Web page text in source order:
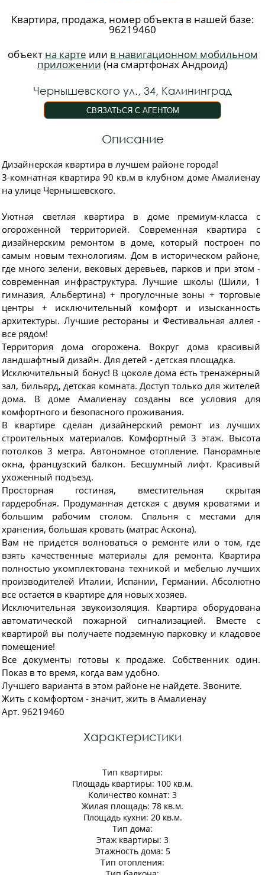
Квартира, продажа, номер объекта в нашей базе:
96219460
объект на карте или в навигационном мобильном
приложении (на смартфонах Андроид)
Чернышевского ул., 34, Калининград
Описание
Дизайнерская квартира в лучшем районе города!
3-комнатная квартира 90 кв.м в клубном доме Амалиенау
на улице Чернышевского.
Уютная светлая квартира в доме премиум-класса с
огороженной территорией. Современная квартира с
дизайнерским ремонтом в доме, который построен по
самым новым технологиям. Дом в историческом районе,
где много зелени, вековых деревьев, парков и при этом -
современная инфраструктура. Лучшие школы (Шили, 1
гимназия, Альбертина) + прогулочные зоны + торговые
центры + исключительный комфорт и изысканность
архитектуры. Лучшие рестораны и Фестивальная аллея -
все рядом!
Территория дома огорожена. Вокруг дома красивый
ландшафтный дизайн. Для детей - детская площадка.
Исключительный бонус! В цоколе дома есть тренажерный
зал, бильярд, детская комната. Доступ только для жителей
дома. В доме Амалиенау созданы все условия для
комфортного и безопасного проживания.
В квартире сделан дизайнерский ремонт из лучших
строительных материалов. Комфортный 3 этаж. Высота
потолков 3 метра. Автономное отопление. Панорамные
окна, французский балкон. Бесшумный лифт. Красивый
ухоженный подъезд.
Просторная гостиная, вместительная скрытая
гардеробная. Продуманная детская с двумя кроватями и
большим рабочим столом. Спальня с местами для
хранения, большая кровать (матрас Аскона).
Вам не придется волноваться о ремонте или о том, где
взять качественные материалы для ремонта. Квартира
полностью укомплектована техникой и мебелью лучших
производителей Италии, Испании, Германии. Абсолютно
все остается в квартире для новых хозяев.
Исключительная звукоизоляция. Квартира оборудована
автоматической пожарной сигнализацией. Вместе с
квартирой вы получаете подземную парковку и кладовое
помещение!
Все документы готовы к продаже. Собственник один.
Показ в то время, когда вам удобно.
Лучшего варианта в этом районе не найдете. Звоните.
Жить с комфортом - значит, жить в Амалиенау
Арт. 96219460
Характеристики
Тип квартиры:
Площадь квартиры: 100 кв.м.
Количество комнат: 3
Жилая площадь: 78 кв.м.
Площадь кухни: 20 кв.м.
Тип дома:
Этаж квартиры: 3
Этажность дома: 5
Тип отопления: